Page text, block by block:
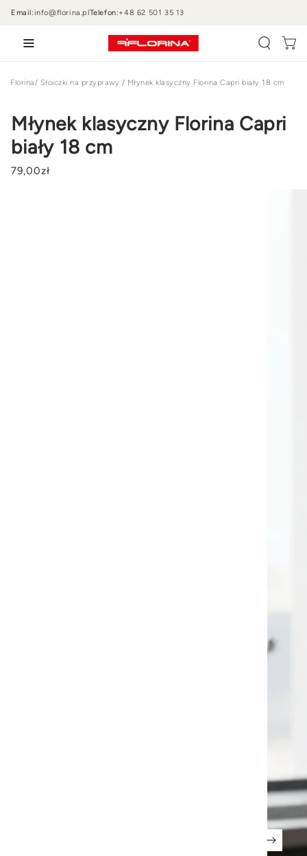
PRZEJDŹ DO
TREŚCI
Email:info@florina.plTelefon:+48 62 501 35 13
Wózek
Florina/ Słoiczki na przyprawy / Młynek klasyczny Florina Capri biały 18 cm
Młynek klasyczny Florina Capri
biały 18 cm
79,00zł